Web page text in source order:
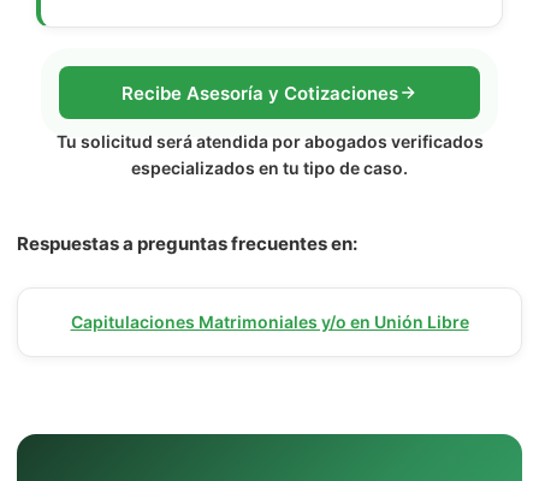
Recibe Asesoría y Cotizaciones
Tu solicitud será atendida por abogados verificados
especializados en tu tipo de caso.
Respuestas a preguntas frecuentes en:
Capitulaciones Matrimoniales y/o en Unión Libre